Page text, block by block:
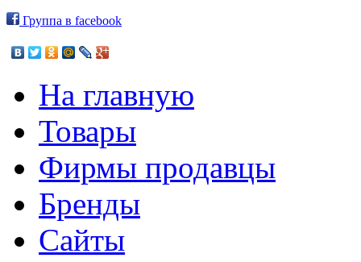
Группа в facebook
На главную
Товары
Фирмы продавцы
Бренды
Сайты